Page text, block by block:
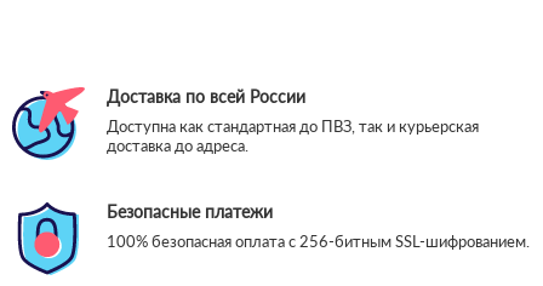
Доставка по всей России
Доступна как стандартная до ПВЗ, так и курьерская
доставка до адреса.
Безопасные платежи
100% безопасная оплата с 256-битным SSL-шифрованием.